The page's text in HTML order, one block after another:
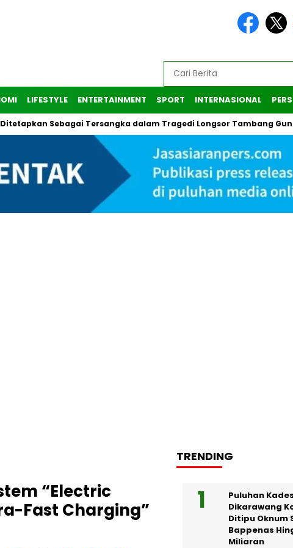
LIFESTYLE ENTERTAINMENT SPORT INTERNASIONAL
Sebagai Tersangka dalam Tragedi Longsor Tambang Gunung
“Electric
Fast Charging”
TRENDING
Puluhan Kades
Dikarawang
Ditipu Oknum
Bappenas
Miliaran